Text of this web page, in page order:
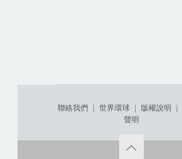
聯絡我們 ｜ 世界環球 ｜ 版權說明 ｜
聲明